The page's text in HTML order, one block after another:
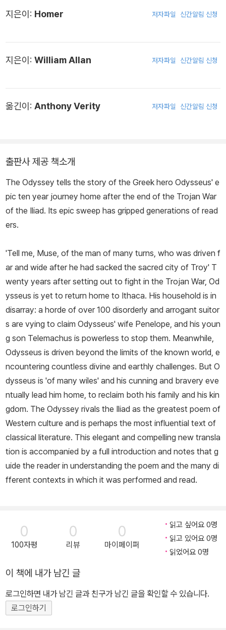
지은이: Homer 저자파일 신간알림 신청
지은이: William Allan 저자파일 신간알림 신청
옮긴이: Anthony Verity 저자파일 신간알림 신청
출판사 제공 책소개
The Odyssey tells the story of the Greek hero Odysseus' e
pic ten year journey home after the end of the Trojan War
of the Iliad. Its epic sweep has gripped generations of read
ers.
'Tell me, Muse, of the man of many turns, who was driven f
ar and wide after he had sacked the sacred city of Troy' T
wenty years after setting out to fight in the Trojan War, Od
ysseus is yet to return home to Ithaca. His household is in
disarray: a horde of over 100 disorderly and arrogant suitor
s are vying to claim Odysseus' wife Penelope, and his youn
g son Telemachus is powerless to stop them. Meanwhile,
Odysseus is driven beyond the limits of the known world, e
ncountering countless divine and earthly challenges. But O
dysseus is 'of many wiles' and his cunning and bravery eve
ntually lead him home, to reclaim both his family and his kin
gdom. The Odyssey rivals the Iliad as the greatest poem of
Western culture and is perhaps the most influential text of
classical literature. This elegant and compelling new transla
tion is accompanied by a full introduction and notes that g
uide the reader in understanding the poem and the many di
fferent contexts in which it was performed and read.
0
100자평
0
리뷰
0
마이페이퍼
읽고 싶어요 0명
읽고 있어요 0명
읽었어요 0명
이 책에 내가 남긴 글
로그인하면 내가 남긴 글과 친구가 남긴 글을 확인할 수 있습니다.
로그인하기